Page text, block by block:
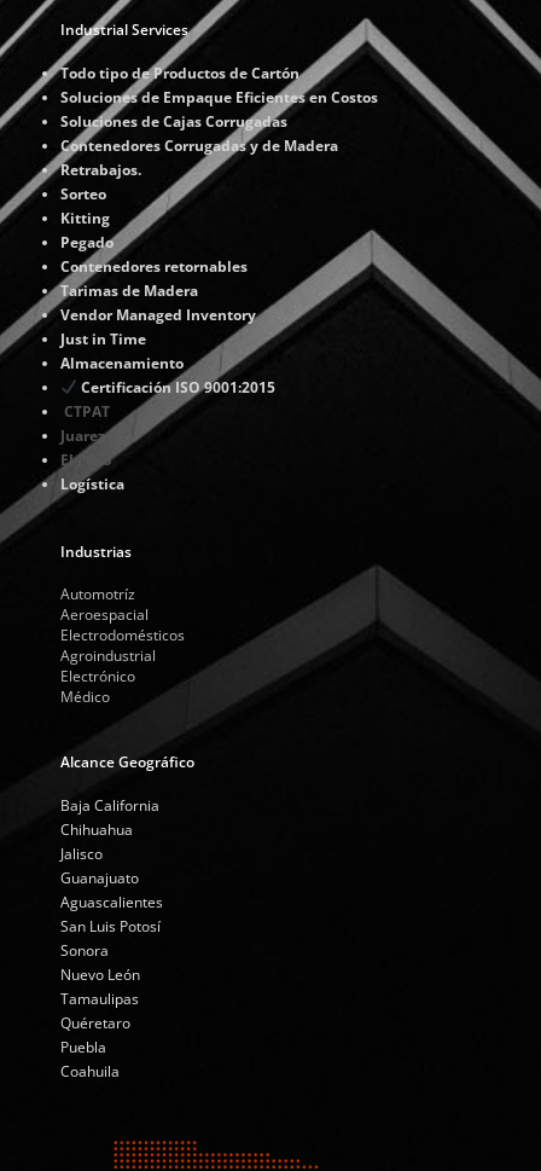
Industrial Services
Todo tipo de Productos de Cartón
Soluciones de Empaque Eficientes en Costos
Soluciones de Cajas Corrugadas
Contenedores Corrugadas y de Madera
Retrabajos.
Sorteo
Kitting
Pegado
Contenedores retornables
Tarimas de Madera
Vendor Managed Inventory
Just in Time
Almacenamiento
Certificación ISO 9001:2015
CTPAT
Juarez
El Paso
Logística
Industrias
Automotríz
Aeroespacial
Electrodomésticos
Agroindustrial
Electrónico
Médico
Alcance Geográfico
Baja California
Chihuahua
Jalisco
Guanajuato
Aguascalientes
San Luis Potosí
Sonora
Nuevo León
Tamaulipas
Quéretaro
Puebla
Coahuila